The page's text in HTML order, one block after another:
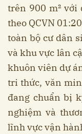
trên 900 m² với
theo QCVN
toàn bộ cư dân
và khu vực lân
khuôn viên dự
tri thức, văn
đang chuẩn bị
nghiệm và
lĩnh vực vận